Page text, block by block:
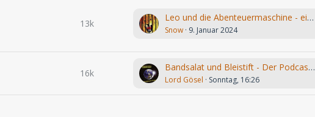
13k
Leo und die Abenteuermaschine - ein Hörspiel-Desaster mit Happy End
Snow 9. Januar 2024
16k
Bandsalat und Bleistift - Der Podcast für Kassetten-Kinder
Lord Gösel Sonntag, 16:26